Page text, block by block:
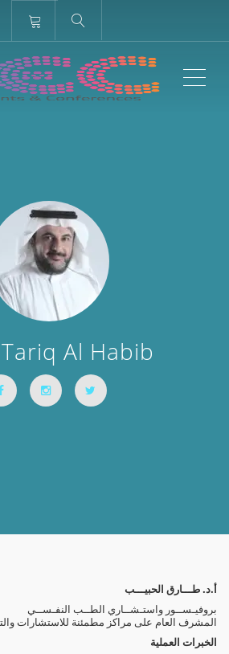
Al Habib
أ.د. طـــارق الحبيـــب
بروفيـســور واستـشــاري الطــب النفـســي
المشرف العام على مراكز مطمئنة للاستشارات
الخبرات العملية